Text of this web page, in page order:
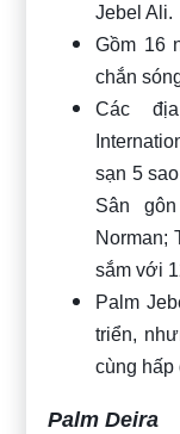
Jebel Ali.
Gồm 16
chắn
Các
sạn 5
Sân
Norman;
sắm với
Palm
triển,
cùng hấp
Palm Deira